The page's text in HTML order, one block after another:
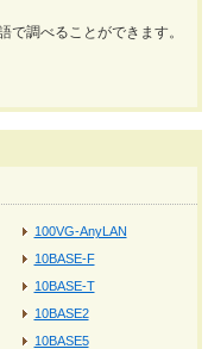
で調べることができます。
100VG-AnyLAN
10BASE-F
10BASE-T
10BASE2
10BASE5